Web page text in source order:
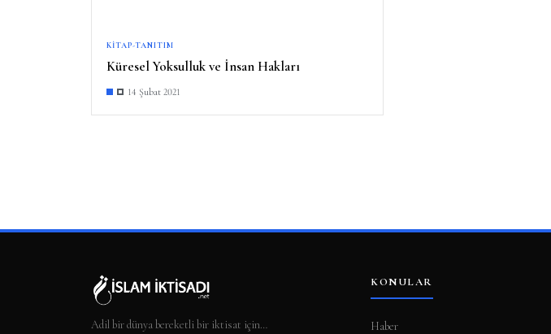
KITAP-TANITIM
Küresel Yoksulluk ve İnsan Hakları
14 Şubat 2021
Adil bir dünya bereketli bir iktisat için…
KONULAR
Haber